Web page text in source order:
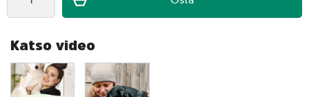
Katso video